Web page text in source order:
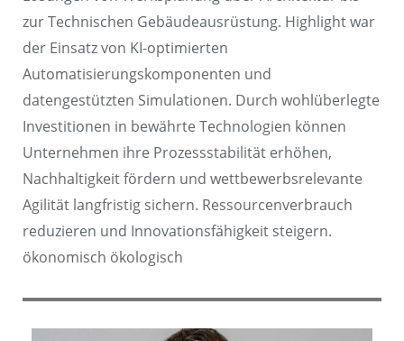
zur Technischen Gebäudeausrüstung. Highlight war
der Einsatz von KI-optimierten
Automatisierungskomponenten und
datengestützten Simulationen. Durch wohlüberlegte
Investitionen in bewährte Technologien können
Unternehmen ihre Prozessstabilität erhöhen,
Nachhaltigkeit fördern und wettbewerbsrelevante
Agilität langfristig sichern. Ressourcenverbrauch
reduzieren und Innovationsfähigkeit steigern.
ökonomisch ökologisch